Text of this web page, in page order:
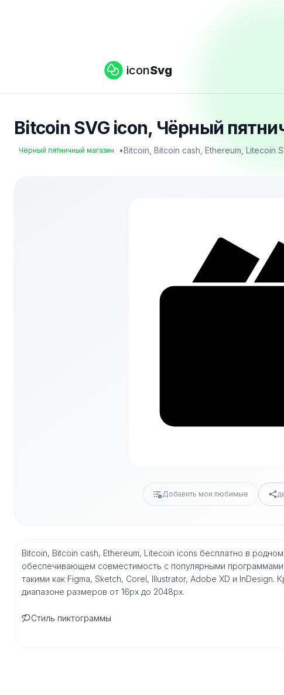
iconSvg
Bitcoin SVG icon, Чёрный
Чёрный пятничный магазин •Bitcoin, Bitcoin cash, Ethereum, Litecoin
Добавить мои любимые
Bitcoin, Bitcoin cash, Ethereum, Litecoin icons бесплатно в
обеспечивающем совместимость с популярными
такими как Figma, Sketch, Corel, Illustrator, Adobe XD и InDesign.
диапазоне размеров от 16px до 2048px.
Стиль пиктограммы